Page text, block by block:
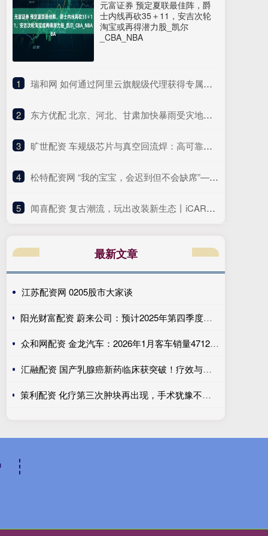
元富证券 预定夏联最佳阵，爵
士内线再砍35＋11，安吉次轮
淘宝或再得潜力股_凯尔
_CBA_NBA
1 ​瑞和网 如何通过阿里云旗舰级代理获得专属阿里云服务器报价_采购_客户_企业
2 ​东方优配 北京、河北、甘肃加快暴雨受灾地区保险理赔进度
3 ​旷世配资 车规级芯片与真空回流焊：高可靠性焊接的关键纽带
4 ​松特配资网 “我的宝宝，会迟到但不会缺席”—写给每一位多囊卵巢PCOS妈妈_排卵_影响_建议
5 ​闻喜配资 复古潮流，玩出改装新生态丨iCAR玩车嘉年华暨V23复古版发布燃动羊城_经典_用户_套件
最新文章
江苏配资网 0205股市大家谈
阳光财富配资 蔚来公司：预计2025年第四季度经调整经营利润为7亿元-12亿元
众和网配资 金龙汽车：2026年1月客车销量4712辆 同比增长35.32%
汇融配资 国产乳腺癌新药临床获突破！疗效与安全性表现优异
策利配资 化疗第三次肿块再出现，手术犹豫不决时，她问了医生这个问题…